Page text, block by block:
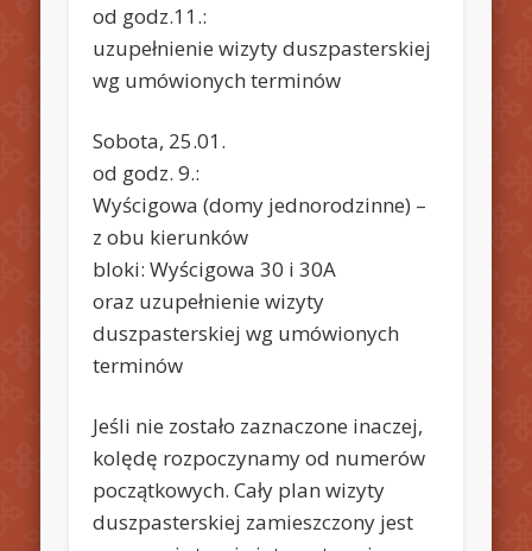
od godz.11.:
uzupełnienie wizyty duszpasterskiej
wg umówionych terminów
Sobota, 25.01.
od godz. 9.:
Wyścigowa (domy jednorodzinne) –
z obu kierunków
bloki: Wyścigowa 30 i 30A
oraz uzupełnienie wizyty
duszpasterskiej wg umówionych
terminów
Jeśli nie zostało zaznaczone inaczej,
kolędę rozpoczynamy od numerów
początkowych. Cały plan wizyty
duszpasterskiej zamieszczony jest